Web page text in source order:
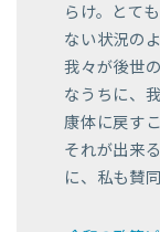
らけ。とて
ない状況のよ
我々が後世
なうちに、
康体に戻すこ
それが出来
に、私も賛